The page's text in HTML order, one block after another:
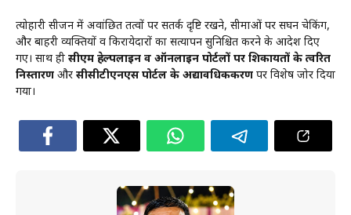
त्योहारी सीजन में अवांछित तत्वों पर सतर्क दृष्टि रखने, सीमाओं पर सघन चेकिंग,
और बाहरी व्यक्तियों व किरायेदारों का सत्यापन सुनिश्चित करने के आदेश दिए
गए। साथ ही सीएम हेल्पलाइन व ऑनलाइन पोर्टलों पर शिकायतों के त्वरित
निस्तारण और सीसीटीएनएस पोर्टल के अद्यावधिककरण पर विशेष जोर दिया
गया।